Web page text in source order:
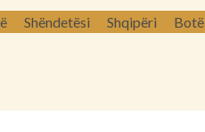
Shëndetësi Shqipëri Botë